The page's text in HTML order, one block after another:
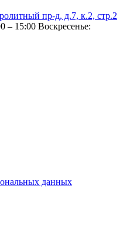
пр-д, д.7, к.2, стр.2
– 15:00 Воскресенье:
данных